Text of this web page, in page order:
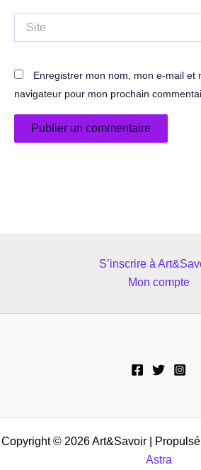
Enregistrer mon nom, mon e-mail et
navigateur pour mon prochain
S’inscrire à
Mon compte
Copyright © 2026 Art&Savoir |
Astra